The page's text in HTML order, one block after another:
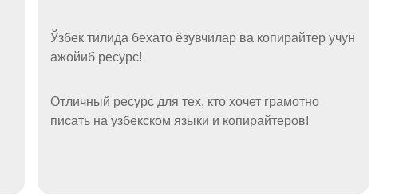
Ўзбек тилида бехато ёзувчилар ва копирайтер учун
ажойиб ресурс!
Отличный ресурс для тех, кто хочет грамотно
писать на узбекском языки и копирайтеров!